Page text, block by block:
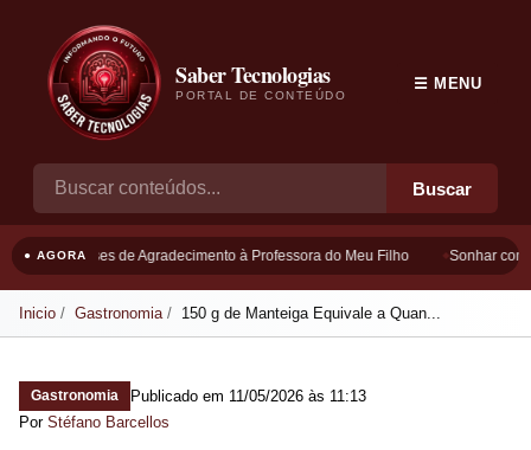
Saber Tecnologias
PORTAL DE CONTEÚDO
Buscar
☰ MENU
● AGORAFrases de Agradecimento à Professora do Meu Filho Sonhar com
Inicio Gastronomia 150 g de Manteiga Equivale a Quan...
Gastronomia Publicado em 11/05/2026 às 11:13
Por Stéfano Barcellos